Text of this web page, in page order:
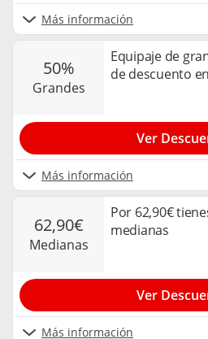
Más información
50%
grandes
Equipaje de
de descuento
Más información
Ver
62,90€
medianas
Por 62,90€
medianas
Más información
Ver